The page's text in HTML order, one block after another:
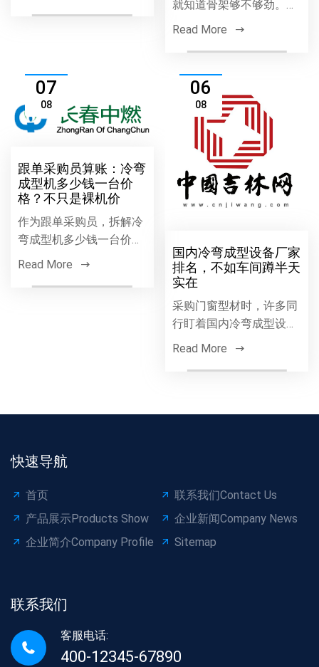
花...
就知道骨架够不够劲。轻
钢龙骨好不好，根源在冷
状两极分化，有激光测厚
的自动线，也有全凭师傅
Read More
07
08
跟单采购员算账：冷弯
成型机多少钱一台价
格？不只是裸机价
作为跟单采购员，拆解冷
弯成型机多少钱一台价格
的真实成本。从裸机出厂
Read More
06
08
国内冷弯成型设备厂家
排名，不如车间蹲半天
实在
采购门窗型材时，许多同
行盯着国内冷弯成型设备
厂家排名选厂，但我验货
度的关键。本文用现场复
Read More
快速导航
首页
联系我们Contact Us
产品展示Products Show
企业新闻Company News
企业简介Company Profile
Sitemap
联系我们
客服电话:
400-12345-67890